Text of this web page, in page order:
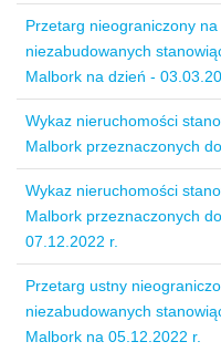
Przetarg nieograniczony
niezabudowanych
Malbork na dzień -
Wykaz nieruchomości
Malbork przeznaczonych
Wykaz nieruchomości
Malbork przeznaczonych
07.12.2022 r.
Przetarg ustny
niezabudowanych
Malbork na 05.12.2022 r.